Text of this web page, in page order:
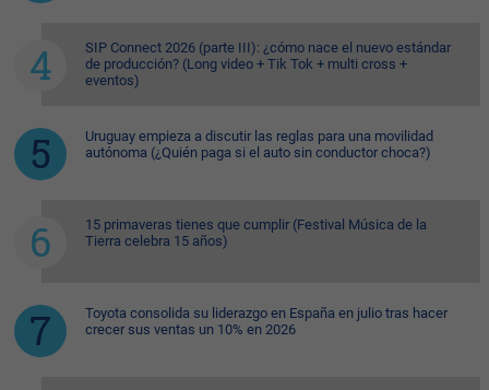
SIP Connect 2026 (parte III): ¿cómo nace el nuevo estándar
de producción? (Long video + Tik Tok + multi cross +
eventos)
Uruguay empieza a discutir las reglas para una movilidad
autónoma (¿Quién paga si el auto sin conductor choca?)
15 primaveras tienes que cumplir (Festival Música de la
Tierra celebra 15 años)
Toyota consolida su liderazgo en España en julio tras hacer
crecer sus ventas un 10% en 2026